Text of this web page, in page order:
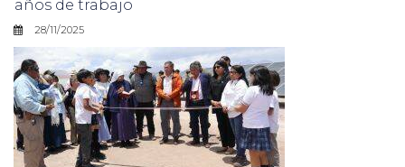
años de trabajo
28/11/2025